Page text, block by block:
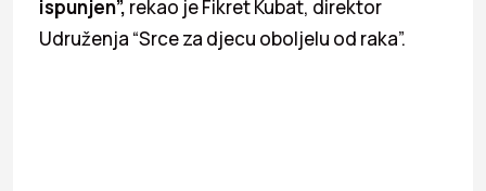
ispunjen”, rekao je Fikret Kubat, direktor
Udruženja “Srce za djecu oboljelu od raka”.